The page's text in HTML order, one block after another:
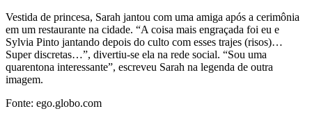
Vestida de princesa, Sarah jantou com uma amiga após a cerimônia
em um restaurante na cidade. “A coisa mais engraçada foi eu e
Sylvia Pinto jantando depois do culto com esses trajes (risos)…
Super discretas…”, divertiu-se ela na rede social. “Sou uma
quarentona interessante”, escreveu Sarah na legenda de outra
imagem.
Fonte: ego.globo.com